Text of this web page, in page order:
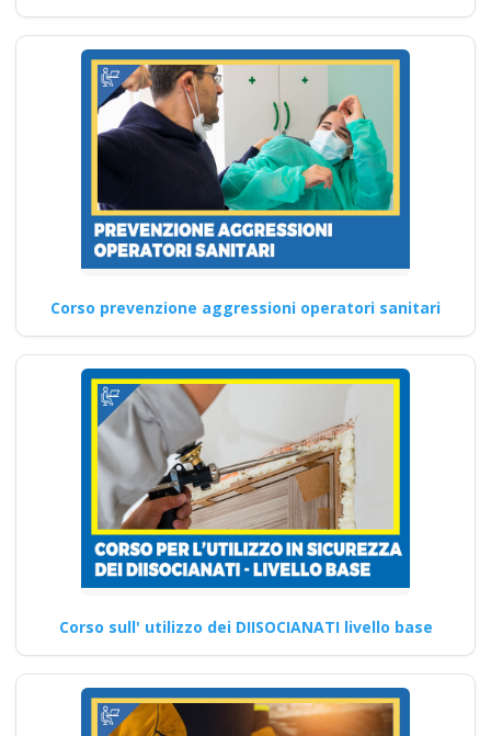
Corso prevenzione aggressioni operatori sanitari
Corso sull' utilizzo dei DIISOCIANATI livello base